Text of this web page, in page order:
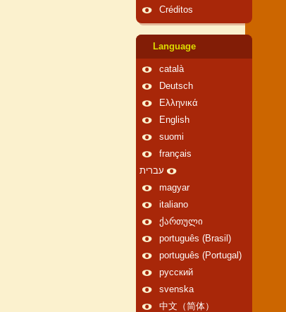
Créditos
Language
català
Deutsch
Ελληνικά
English
suomi
français
עברית
magyar
italiano
ქართული
português (Brasil)
português (Portugal)
русский
svenska
中文（简体）